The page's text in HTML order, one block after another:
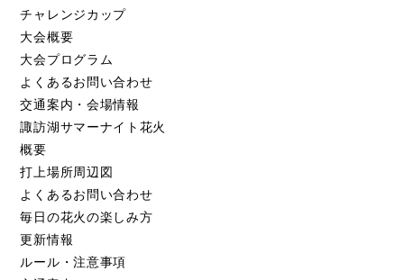
チャレンジカップ
大会概要
大会プログラム
よくあるお問い合わせ
交通案内・会場情報
諏訪湖サマーナイト花火
概要
打上場所周辺図
よくあるお問い合わせ
毎日の花火の楽しみ方
更新情報
ルール・注意事項